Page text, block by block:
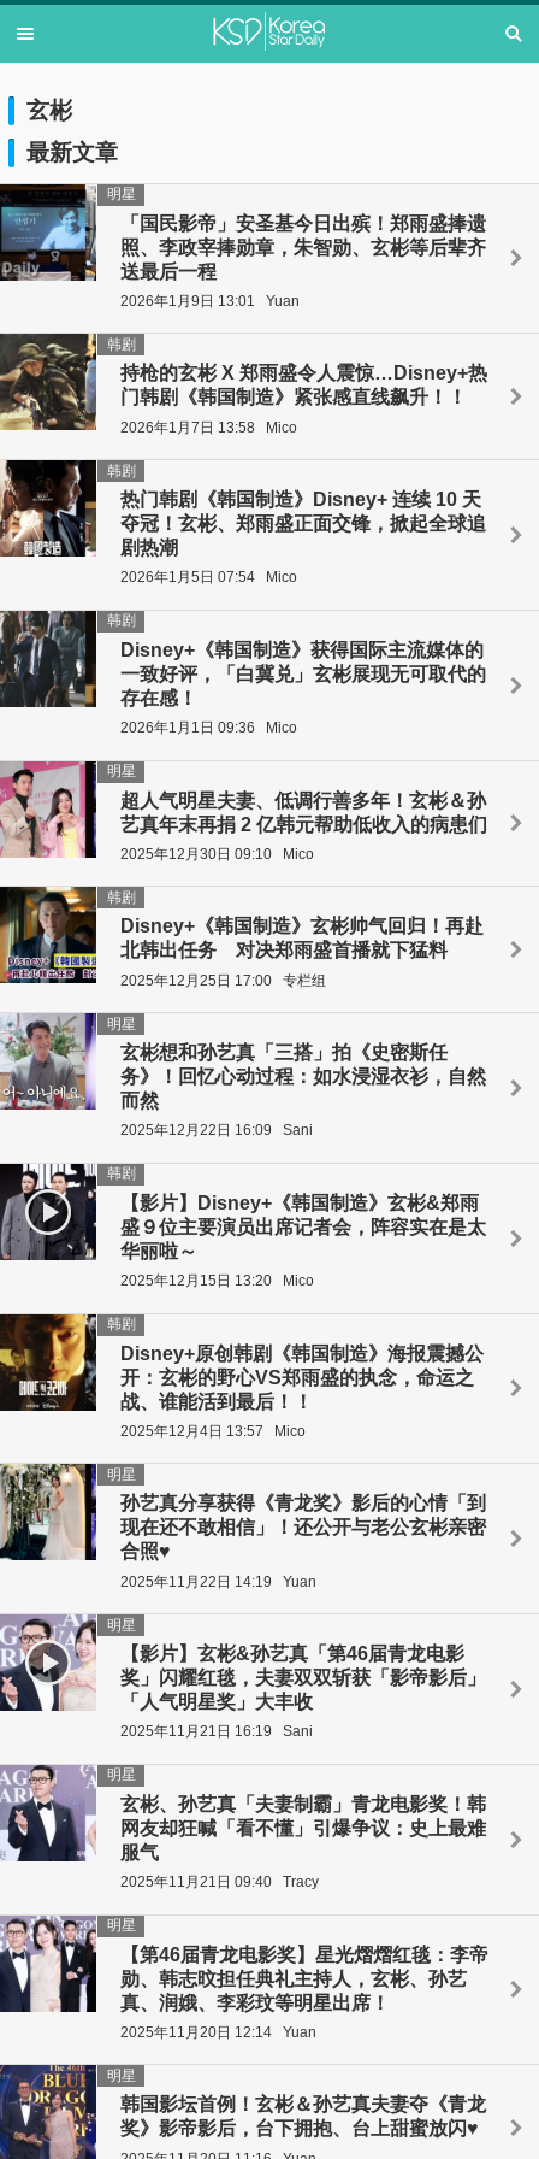
玄彬
最新文章
「国民影帝」安圣基今日出殡！郑雨盛捧遗
照、李政宰捧勋章，朱智勋、玄彬等后辈齐
送最后一程
明星
2026年1月9日 13:01 Yuan
持枪的玄彬 X 郑雨盛令人震惊…Disney+热
门韩剧《韩国制造》紧张感直线飙升！！
韩剧
2026年1月7日 13:58 Mico
热门韩剧《韩国制造》Disney+ 连续 10 天
夺冠！玄彬、郑雨盛正面交锋，掀起全球追
剧热潮
韩剧
2026年1月5日 07:54 Mico
Disney+《韩国制造》获得国际主流媒体的
一致好评，「白冀兑」玄彬展现无可取代的
存在感！
韩剧
2026年1月1日 09:36 Mico
超人气明星夫妻、低调行善多年！玄彬＆孙
艺真年末再捐 2 亿韩元帮助低收入的病患们
明星
2025年12月30日 09:10 Mico
Disney+《韩国制造》玄彬帅气回归！再赴
北韩出任务 对决郑雨盛首播就下猛料
韩剧
2025年12月25日 17:00 专栏组
玄彬想和孙艺真「三搭」拍《史密斯任
务》！回忆心动过程：如水浸湿衣衫，自然
而然
明星
2025年12月22日 16:09 Sani
【影片】Disney+《韩国制造》玄彬&郑雨
盛９位主要演员出席记者会，阵容实在是太
华丽啦～
韩剧
2025年12月15日 13:20 Mico
Disney+原创韩剧《韩国制造》海报震撼公
开：玄彬的野心VS郑雨盛的执念，命运之
战、谁能活到最后！！
韩剧
2025年12月4日 13:57 Mico
孙艺真分享获得《青龙奖》影后的心情「到
现在还不敢相信」！还公开与老公玄彬亲密
合照♥
明星
2025年11月22日 14:19 Yuan
【影片】玄彬&孙艺真「第46届青龙电影
奖」闪耀红毯，夫妻双双斩获「影帝影后」
「人气明星奖」大丰收
明星
2025年11月21日 16:19 Sani
玄彬、孙艺真「夫妻制霸」青龙电影奖！韩
网友却狂喊「看不懂」引爆争议：史上最难
服气
明星
2025年11月21日 09:40 Tracy
【第46届青龙电影奖】星光熠熠红毯：李帝
勋、韩志旼担任典礼主持人，玄彬、孙艺
真、润娥、李彩玟等明星出席！
明星
2025年11月20日 12:14 Yuan
韩国影坛首例！玄彬＆孙艺真夫妻夺《青龙
奖》影帝影后，台下拥抱、台上甜蜜放闪♥
明星